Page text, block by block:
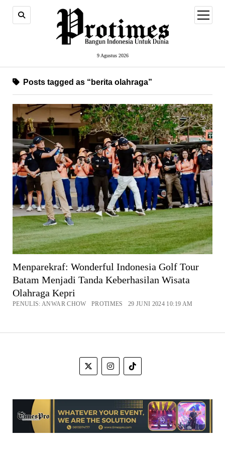
9 Agustus 2026
open
menu
Posts tagged as “berita olahraga”
Menparekraf: Wonderful Indonesia Golf Tour
Batam Menjadi Tanda Keberhasilan Wisata
Olahraga Kepri
PENULIS: ANWAR CHOW PROTIMES 29 JUNI 2024 10:19 AM